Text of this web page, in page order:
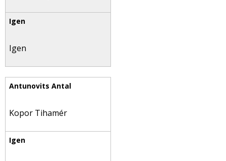
Igen
Kopor Tihamér